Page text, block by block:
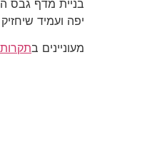
בניית מדף גבס
יפה ועמיד
מעוניינים ב